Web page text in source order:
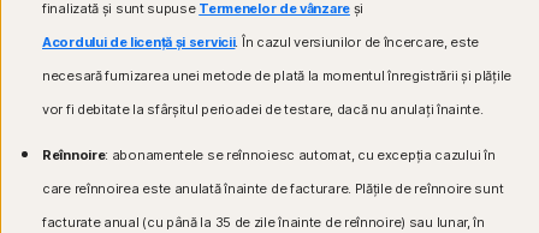
finalizată și sunt supuse Termenelor de vânzareși
Acordului de licență și servicii. În cazul versiunilor de încercare, este
necesară furnizarea unei metode de plată la momentul înregistrării și plățile
vor fi debitate la sfârșitul perioadei de testare, dacă nu anulați înainte.
Reînnoire: abonamentele se reînnoiesc automat, cu excepția cazului în
care reînnoirea este anulată înainte de facturare. Plățile de reînnoire sunt
facturate anual (cu până la 35 de zile înainte de reînnoire) sau lunar, în